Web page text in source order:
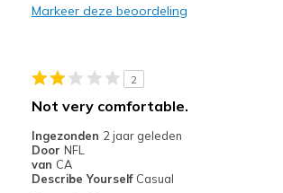
Durable
Casual Wear
Special Occasions
Width
Sizing
Feels true to size
Markeer deze beoordeling
2
Not very comfortable.
Ingezonden 2 jaar geleden
Door NFL
van CA
Describe Yourself Casual